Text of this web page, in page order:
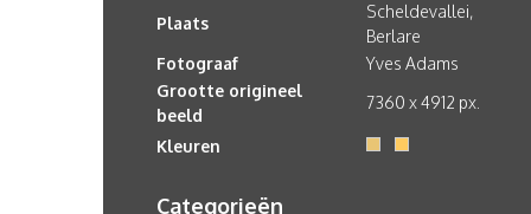
Plaats
Scheldevallei,
Berlare
Fotograaf
Yves Adams
Grootte origineel
beeld
7360 x 4912 px.
Kleuren
Categorieën